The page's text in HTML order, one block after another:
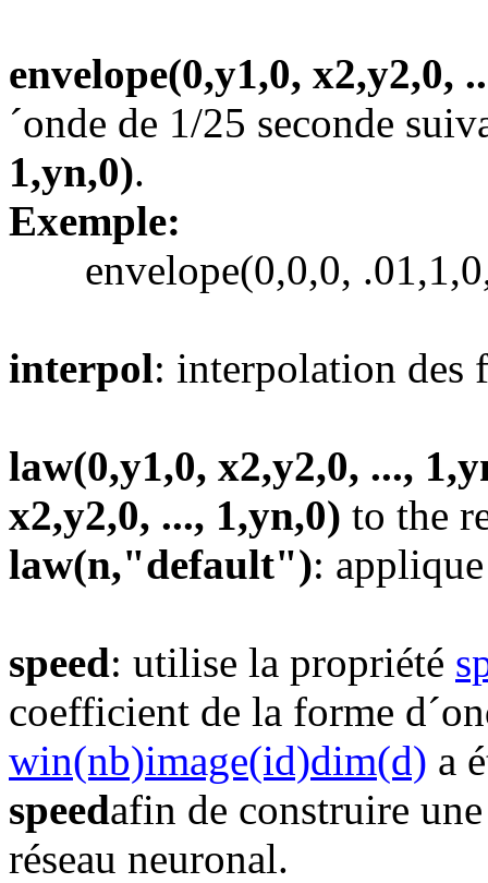
envelope(0,y1,0, x2,y2,0,
´onde de 1/25 seconde
1,yn,0).
Exemple:
envelope(0,0,0,
interpol: interpolation des
law(0,y1,0, x2,y2,0, ...,
x2,y2,0, ..., 1,yn,0) to the
law(n,"default"):
speed: utilise la propriété
coefficient de la forme
win(nb)image(id)dim(d) a
speedafin de construire
réseau neuronal.